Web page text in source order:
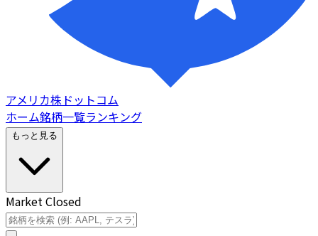
アメリカ株ドットコム
ホーム銘柄一覧ランキング
もっと見る
Market Closed